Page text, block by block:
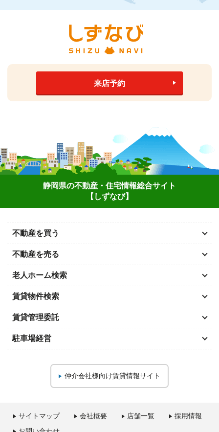
来店予約
静岡県の不動産・住宅情報総合サイト
【しずなび】
不動産を買う
不動産を売る
老人ホーム検索
賃貸物件検索
賃貸管理委託
駐車場経営
仲介会社様向け賃貸情報サイト
サイトマップ 会社概要 店舗一覧
採用情報